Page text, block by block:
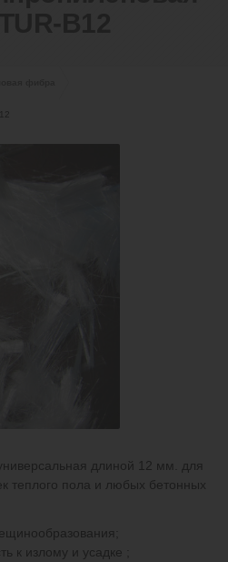
длиной 12 мм. для
теплого пола и любых бетонных
к излому и усадке ;